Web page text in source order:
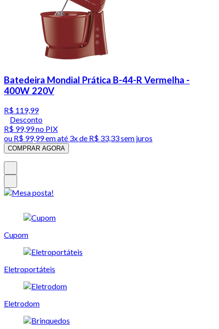
Batedeira Mondial Prática B-44-R Vermelha -
400W 220V
R$ 119,99
Desconto
R$ 99,99no PIX
ou R$ 99,99em até 3x de R$ 33,33 sem juros
COMPRAR AGORA
Cupom
Eletroportáteis
Eletrodom